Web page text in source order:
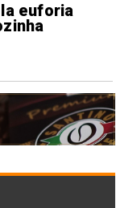
euforia